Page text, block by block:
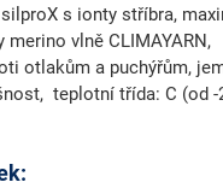
s ionty stříbra,
vlně CLIMAYARN,
otlakům a puchýřům,
teplotní třída: C (od -